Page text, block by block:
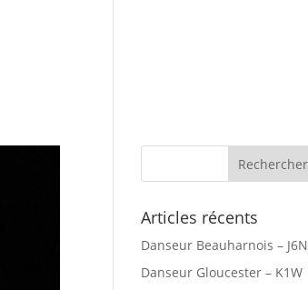
Articles récents
Danseur Beauharnois – J6N
Danseur Gloucester – K1W